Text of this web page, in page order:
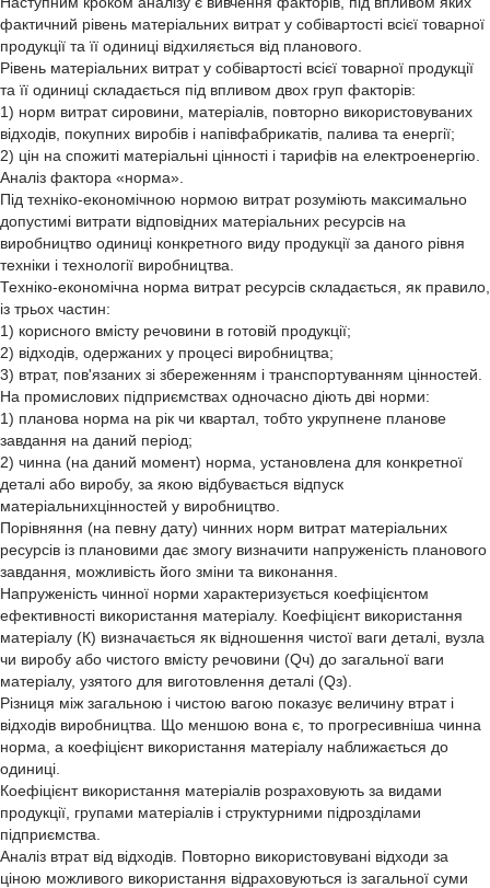
фактичний рівень матеріальних витрат у собівартості всієї товарної
продукції та її одиниці відхиляється від планового.
Рівень матеріальних витрат у собівартості всієї товарної продукції
та її одиниці складається під впливом двох груп факторів:
1) норм витрат сировини, матеріалів, повторно використовуваних
відходів, покупних виробів і напівфабрикатів, палива та енергії;
2) цін на спожиті матеріальні цінності і тарифів на електроенергію.
Аналіз фактора «норма».
Під техніко-економічною нормою витрат розуміють максимально
допустимі витрати відповідних матеріальних ресурсів на
виробництво одиниці конкретного виду продукції за даного рівня
техніки і технології виробництва.
Техніко-економічна норма витрат ресурсів складається, як правило,
із трьох частин:
1) корисного вмісту речовини в готовій продукції;
2) відходів, одержаних у процесі виробництва;
3) втрат, пов'язаних зі збереженням і транспортуванням цінностей.
На промислових підприємствах одночасно діють дві норми:
1) планова норма на рік чи квартал, тобто укрупнене планове
завдання на даний період;
2) чинна (на даний момент) норма, установлена для конкретної
деталі або виробу, за якою відбувається відпуск
матеріальнихцінностей у виробництво.
Порівняння (на певну дату) чинних норм витрат матеріальних
ресурсів із плановими дає змогу визначити напруженість планового
завдання, можливість його зміни та виконання.
Напруженість чинної норми характеризується коефіцієнтом
ефективності використання матеріалу. Коефіцієнт використання
матеріалу (К) визначається як відношення чистої ваги деталі, вузла
чи виробу або чистого вмісту речовини (Qч) до загальної ваги
матеріалу, узятого для виготовлення деталі (Qз).
Різниця між загальною і чистою вагою показує величину втрат і
відходів виробництва. Що меншою вона є, то прогресивніша чинна
норма, а коефіцієнт використання матеріалу наближається до
одиниці.
Коефіцієнт використання матеріалів розраховують за видами
продукції, групами матеріалів і структурними підрозділами
підприємства.
Аналіз втрат від відходів. Повторно використовувані відходи за
ціною можливого використання відраховуються із загальної суми